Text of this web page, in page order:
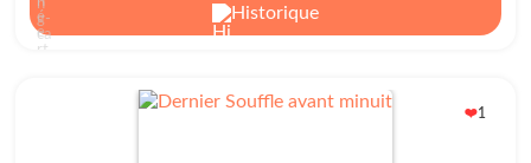
Historique
❤️1